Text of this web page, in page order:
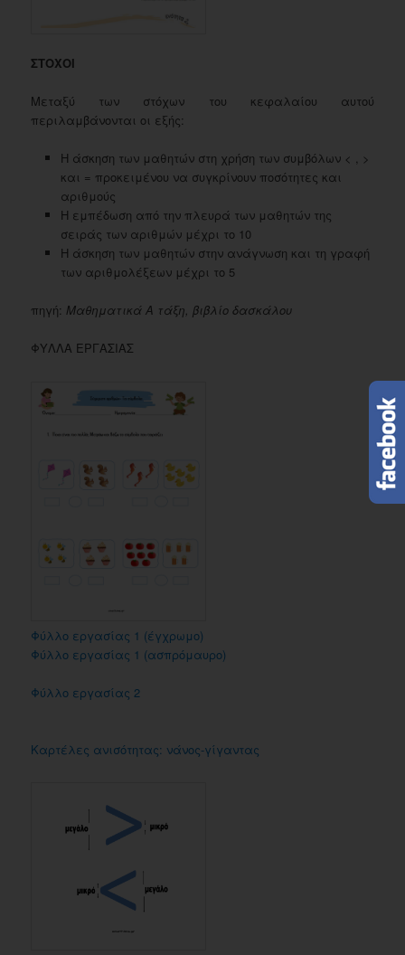
ΣΤΟΧΟΙ
Μεταξύ των στόχων του κεφαλαίου αυτού
περιλαμβάνονται οι εξής:
Η άσκηση των μαθητών στη χρήση των συμβόλων < , >
και = προκειμένου να συγκρίνουν ποσότητες και
αριθμούς
Η εμπέδωση από την πλευρά των μαθητών της
σειράς των αριθμών μέχρι το 10
Η άσκηση των μαθητών στην ανάγνωση και τη γραφή
των αριθμολέξεων μέχρι το 5
πηγή:Μαθηματικά Α τάξη, βιβλίο δασκάλου
ΦΥΛΛΑ ΕΡΓΑΣΙΑΣ
Φύλλο εργασίας 1 (έγχρωμο)
Φύλλο εργασίας 1 (ασπρόμαυρο)
Φύλλο εργασίας 2
Καρτέλες ανισότητας: νάνος-γίγαντας